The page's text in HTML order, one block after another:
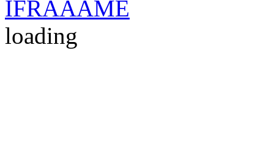
IFRAAAME
loading